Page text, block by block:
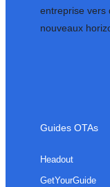
entreprise vers
nouveaux
Guides OTAs
Headout
GetYourGuide